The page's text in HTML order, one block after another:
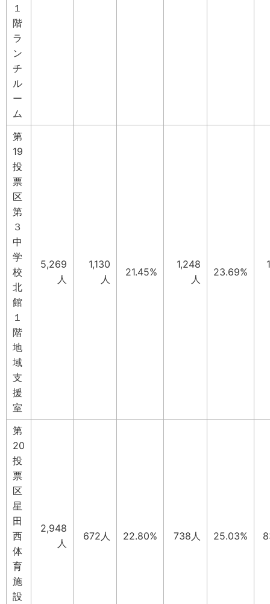
１
階
ラ
ン
チ
ル
ー
ム
第
19
投
票
区
第
３
中
学
校
北
館
１
階
地
域
支
援
室
5,269
人
1,130
人
21.45%
1,248
人
23.69%
第
20
投
票
区
星
田
西
体
育
施
設
2,948
人
672人 22.80% 738人 25.03%